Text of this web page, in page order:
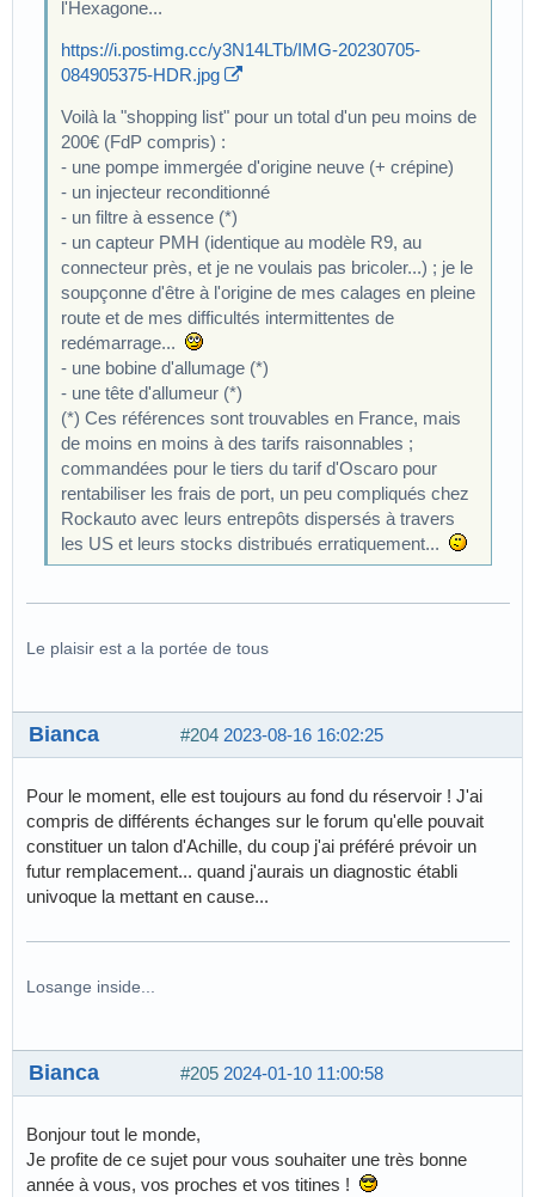
l'Hexagone...
https://i.postimg.cc/y3N14LTb/IMG-20230705-
084905375-HDR.jpg
Voilà la "shopping list" pour un total d'un peu moins de
200€ (FdP compris) :
- une pompe immergée d'origine neuve (+ crépine)
- un injecteur reconditionné
- un filtre à essence (*)
- un capteur PMH (identique au modèle R9, au
connecteur près, et je ne voulais pas bricoler...) ; je le
soupçonne d'être à l'origine de mes calages en pleine
route et de mes difficultés intermittentes de
redémarrage...
- une bobine d'allumage (*)
- une tête d'allumeur (*)
(*) Ces références sont trouvables en France, mais
de moins en moins à des tarifs raisonnables ;
commandées pour le tiers du tarif d'Oscaro pour
rentabiliser les frais de port, un peu compliqués chez
Rockauto avec leurs entrepôts dispersés à travers
les US et leurs stocks distribués erratiquement...
Le plaisir est a la portée de tous
#204 2023-08-16 16:02:25
Bianca
Pour le moment, elle est toujours au fond du réservoir ! J'ai
compris de différents échanges sur le forum qu'elle pouvait
constituer un talon d'Achille, du coup j'ai préféré prévoir un
futur remplacement... quand j'aurais un diagnostic établi
univoque la mettant en cause...
Losange inside...
#205 2024-01-10 11:00:58
Bianca
Bonjour tout le monde,
Je profite de ce sujet pour vous souhaiter une très bonne
année à vous, vos proches et vos titines !